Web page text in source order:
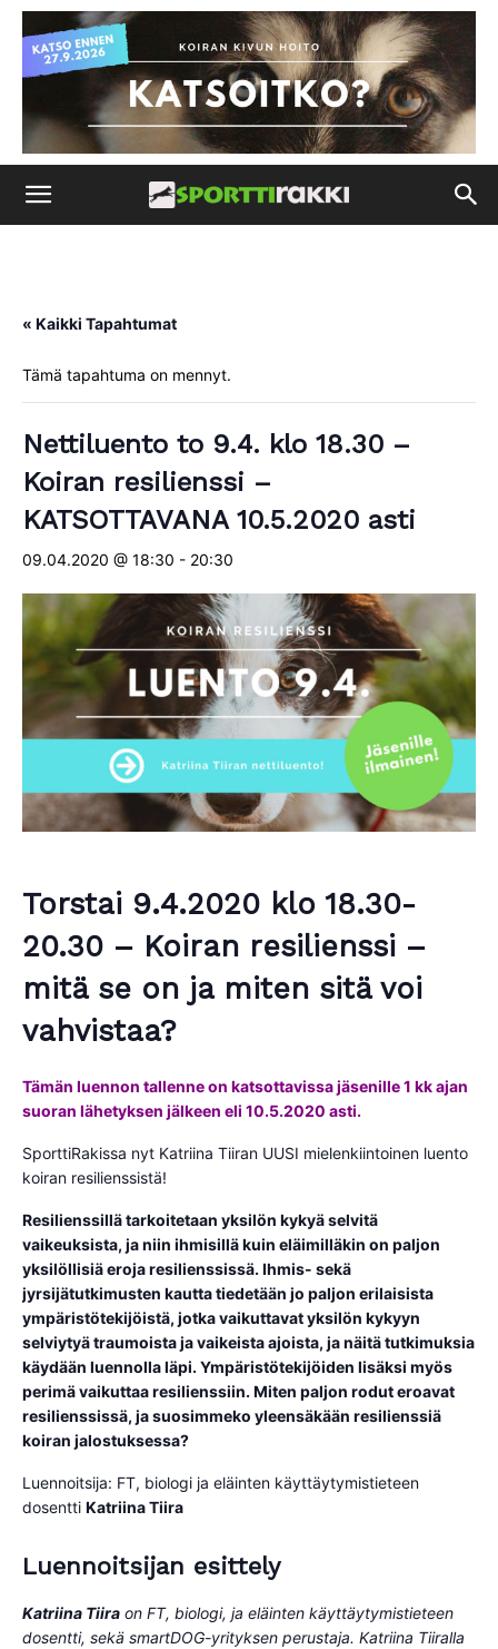
« Kaikki Tapahtumat
Tämä tapahtuma on mennyt.
Nettiluento to 9.4. klo 18.30 –
Koiran resilienssi –
KATSOTTAVANA 10.5.2020 asti
09.04.2020 @ 18:30 - 20:30
Torstai 9.4.2020 klo 18.30-
20.30 – Koiran resilienssi –
mitä se on ja miten sitä voi
vahvistaa?
Tämän luennon tallenne on katsottavissa jäsenille 1 kk ajan
suoran lähetyksen jälkeen eli 10.5.2020 asti.
SporttiRakissa nyt Katriina Tiiran UUSI mielenkiintoinen luento
koiran resilienssistä!
Resilienssillä tarkoitetaan yksilön kykyä selvitä
vaikeuksista, ja niin ihmisillä kuin eläimilläkin on paljon
yksilöllisiä eroja resilienssissä. Ihmis- sekä
jyrsijätutkimusten kautta tiedetään jo paljon erilaisista
ympäristötekijöistä, jotka vaikuttavat yksilön kykyyn
selviytyä traumoista ja vaikeista ajoista, ja näitä tutkimuksia
käydään luennolla läpi. Ympäristötekijöiden lisäksi myös
perimä vaikuttaa resilienssiin. Miten paljon rodut eroavat
resilienssissä, ja suosimmeko yleensäkään resilienssiä
koiran jalostuksessa?
Luennoitsija: FT, biologi ja eläinten käyttäytymistieteen
dosentti Katriina Tiira
Luennoitsijan esittely
Katriina Tiira on FT, biologi, ja eläinten käyttäytymistieteen
dosentti, sekä smartDOG-yrityksen perustaja. Katriina Tiiralla